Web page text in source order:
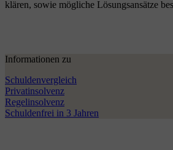
klären, sowie mögliche Lösungsansätze
Informationen zu
Schuldenvergleich
Privatinsolvenz
Regelinsolvenz
Schuldenfrei in 3 Jahren